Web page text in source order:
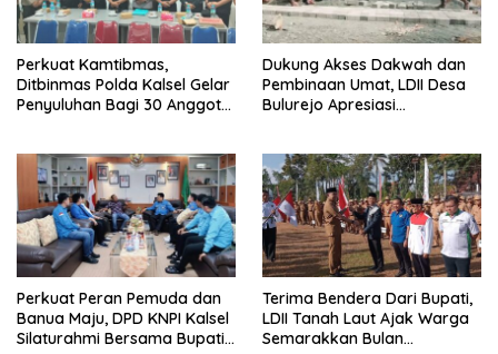
Perkuat Kamtibmas,
Ditbinmas Polda Kalsel Gelar
Penyuluhan Bagi 30 Anggota
Dukung Akses Dakwah dan
Pembinaan Umat, LDII Desa
Bulurejo Apresiasi
Perkuat Peran Pemuda dan
Banua Maju, DPD KNPI Kalsel
Silaturahmi Bersama Bupati
Terima Bendera Dari Bupati,
LDII Tanah Laut Ajak Warga
Semarakkan Bulan